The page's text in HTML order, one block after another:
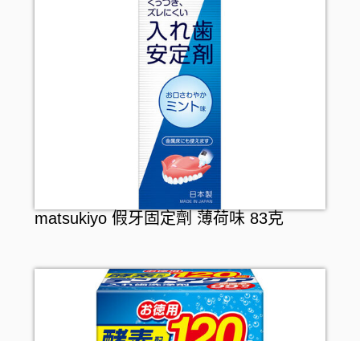
matsukiyo 假牙固定劑 薄荷味 83克